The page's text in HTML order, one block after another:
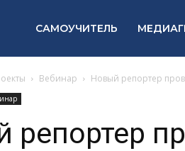
САМОУЧИТЕЛЬ
Вебинар Новый репортер
репортер